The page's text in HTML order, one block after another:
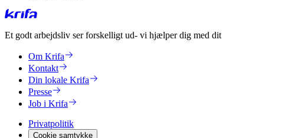
Et godt arbejdsliv ser forskelligt ud- vi hjælper dig med dit
Om Krifa
Kontakt
Din lokale Krifa
Presse
Job i Krifa
Privatpolitik
Cookie samtykke